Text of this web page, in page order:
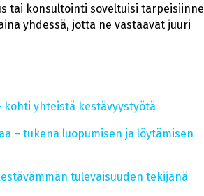
tai konsultointi soveltuisi tarpeisiinne
yhdessä, jotta ne vastaavat juuri
yhteistä kestävyystyötä
– tukena luopumisen ja löytämisen
tulevaisuuden tekijänä